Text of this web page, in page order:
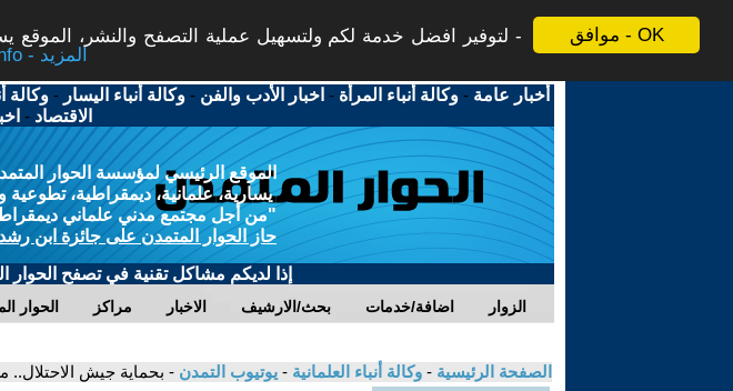
موافق - OK
لتوفير افضل خدمة لكم ولتسهيل عملية التصفح والنشر، الموقع
More info - المزيد
أخبار عامة -وكالة أنباء المرأة - اخبار الأدب والفن -وكالة أنباء اليسار -وكالة
الاقتصاد -
الموقع الرئيسي لمؤسسة الحوار
يسارية، علمانية، ديمقراطية، تطوعية
"من أجل مجتمع مدني علماني
حاز الحوار المتمدن على جائزة ابن رشد
إذا لديكم مشاكل تقنية في تصفح الحوار
الحوار مراكز الاخبار بحث/الارشيف اضافة/خدمات الزوار
الصفحة الرئيسية - وكالة أنباء العلمانية - يوتيوب التمدن - بحماية جيش الاحتلال..